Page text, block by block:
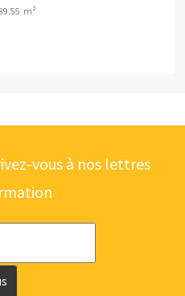
m²
vous à nos lettres